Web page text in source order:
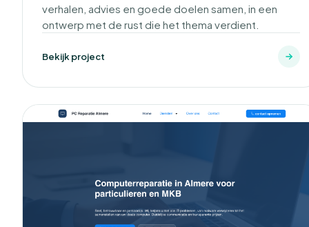
verhalen, advies en goede doelen samen, in een
ontwerp met de rust die het thema verdient.
Bekijk project